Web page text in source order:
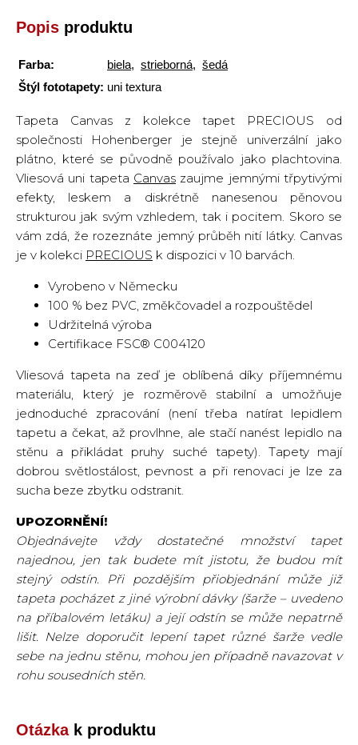
Popis produktu
Farba: biela, strieborná, šedá
Štýl fototapety: uni textura
Tapeta Canvas z kolekce tapet PRECIOUS od
společnosti Hohenberger je stejně univerzální jako
plátno, které se původně používalo jako plachtovina.
Vliesová uni tapeta Canvas zaujme jemnými třpytivými
efekty, leskem a diskrétně nanesenou pěnovou
strukturou jak svým vzhledem, tak i pocitem. Skoro se
vám zdá, že rozeznáte jemný průběh nití látky. Canvas
je v kolekci PRECIOUS k dispozici v 10 barvách.
Vyrobeno v Německu
100 % bez PVC, změkčovadel a rozpouštědel
Udržitelná výroba
Certifikace FSC® C004120
Vliesová tapeta na zeď je oblíbená díky příjemnému
materiálu, který je rozměrově stabilní a umožňuje
jednoduché zpracování (není třeba natírat lepidlem
tapetu a čekat, až provlhne, ale stačí nanést lepidlo na
stěnu a přikládat pruhy suché tapety). Tapety mají
dobrou světlostálost, pevnost a při renovaci je lze za
sucha beze zbytku odstranit.
UPOZORNĚNÍ!
Objednávejte vždy dostatečné množství tapet
najednou, jen tak budete mít jistotu, že budou mít
stejný odstín. Při pozdějším přiobjednání může již
tapeta pocházet z jiné výrobní dávky (šarže – uvedeno
na příbalovém letáku) a její odstín se může nepatrně
lišit. Nelze doporučit lepení tapet různé šarže vedle
sebe na jednu stěnu, mohou jen případně navazovat v
rohu sousedních stěn.
Otázkak produktu